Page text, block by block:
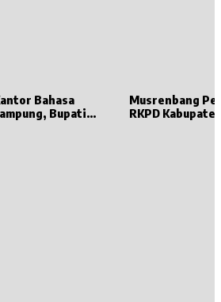
Bahasa
Bupati
Musrenbang
RKPD